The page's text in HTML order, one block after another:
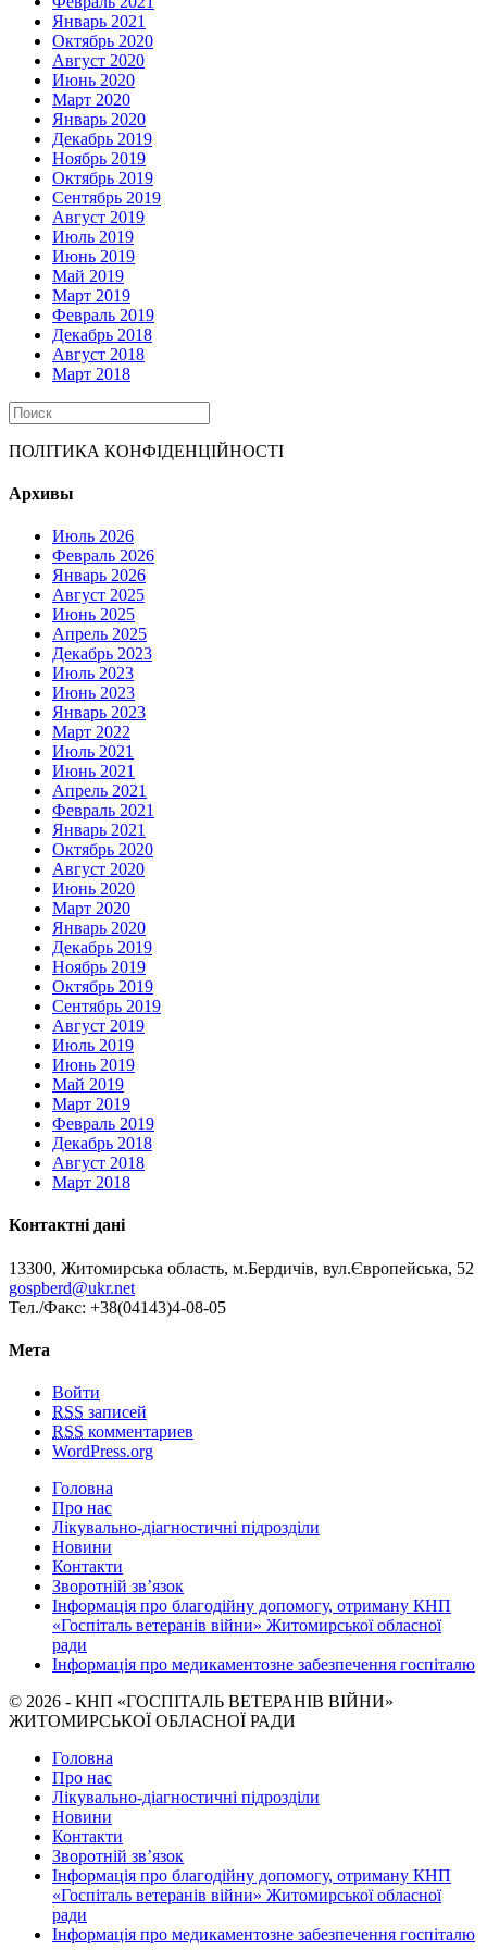
Январь 2021
Октябрь 2020
Август 2020
Июнь 2020
Март 2020
Январь 2020
Декабрь 2019
Ноябрь 2019
Октябрь 2019
Сентябрь 2019
Август 2019
Июль 2019
Июнь 2019
Май 2019
Март 2019
Февраль 2019
Декабрь 2018
Август 2018
Март 2018
ПОЛІТИКА КОНФІДЕНЦІЙНОСТІ
Архивы
Июль 2026
Февраль 2026
Январь 2026
Август 2025
Июнь 2025
Апрель 2025
Декабрь 2023
Июль 2023
Июнь 2023
Январь 2023
Март 2022
Июль 2021
Июнь 2021
Апрель 2021
Февраль 2021
Январь 2021
Октябрь 2020
Август 2020
Июнь 2020
Март 2020
Январь 2020
Декабрь 2019
Ноябрь 2019
Октябрь 2019
Сентябрь 2019
Август 2019
Июль 2019
Июнь 2019
Май 2019
Март 2019
Февраль 2019
Декабрь 2018
Август 2018
Март 2018
Контактні дані
13300, Житомирська область, м.Бердичів, вул.Європейська, 52
gospberd@ukr.net
Тел./Факс: +38(04143)4-08-05
Мета
Войти
RSS записей
RSS комментариев
WordPress.org
Головна
Про нас
Лікувально-діагностичні підрозділи
Новини
Контакти
Зворотній зв’язок
Інформація про благодійну допомогу, отриману КНП
«Госпіталь ветеранів війни» Житомирської обласної
ради
Інформація про медикаментозне забезпечення госпіталю
© 2026 - КНП «ГОСПІТАЛЬ ВЕТЕРАНІВ ВІЙНИ»
ЖИТОМИРСЬКОЇ ОБЛАСНОЇ РАДИ
Головна
Про нас
Лікувально-діагностичні підрозділи
Новини
Контакти
Зворотній зв’язок
Інформація про благодійну допомогу, отриману КНП
«Госпіталь ветеранів війни» Житомирської обласної
ради
Інформація про медикаментозне забезпечення госпіталю